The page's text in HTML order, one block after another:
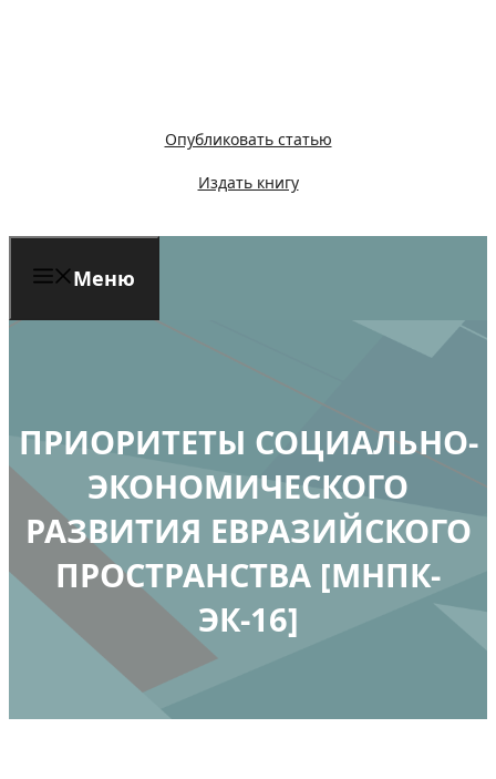
Опубликовать статью
Издать книгу
Меню
ПРИОРИТЕТЫ СОЦИАЛЬНО-
ЭКОНОМИЧЕСКОГО
РАЗВИТИЯ ЕВРАЗИЙСКОГО
ПРОСТРАНСТВА [МНПК-
ЭК-16]